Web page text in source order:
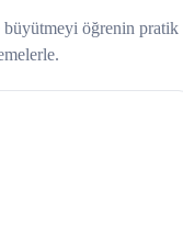
büyütmeyi öğrenin pratik